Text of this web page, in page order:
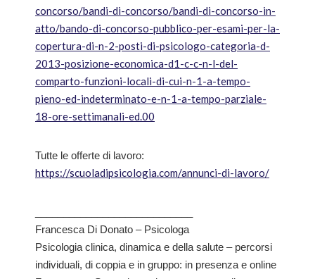
concorso/bandi-di-concorso/bandi-di-concorso-in-
atto/bando-di-concorso-pubblico-per-esami-per-la-
copertura-di-n-2-posti-di-psicologo-categoria-d-
2013-posizione-economica-d1-c-c-n-l-del-
comparto-funzioni-locali-di-cui-n-1-a-tempo-
pieno-ed-indeterminato-e-n-1-a-tempo-parziale-
18-ore-settimanali-ed.00
Tutte le offerte di lavoro:
https://scuoladipsicologia.com/annunci-di-lavoro/
Francesca Di Donato – Psicologa
Psicologia clinica, dinamica e della salute – percorsi
individuali, di coppia e in gruppo: in presenza e online